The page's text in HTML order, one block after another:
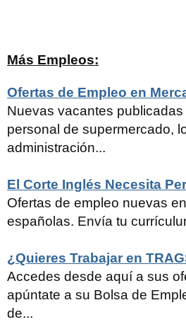
Más Empleos:
Ofertas de Empleo en
Nuevas vacantes
personal de supermercado,
administración...
El Corte Inglés Necesita
Ofertas de empleo nuevas
españolas. Envía tu
¿Quieres Trabajar en
Accedes desde aquí a sus
apúntate a su Bolsa de
de...